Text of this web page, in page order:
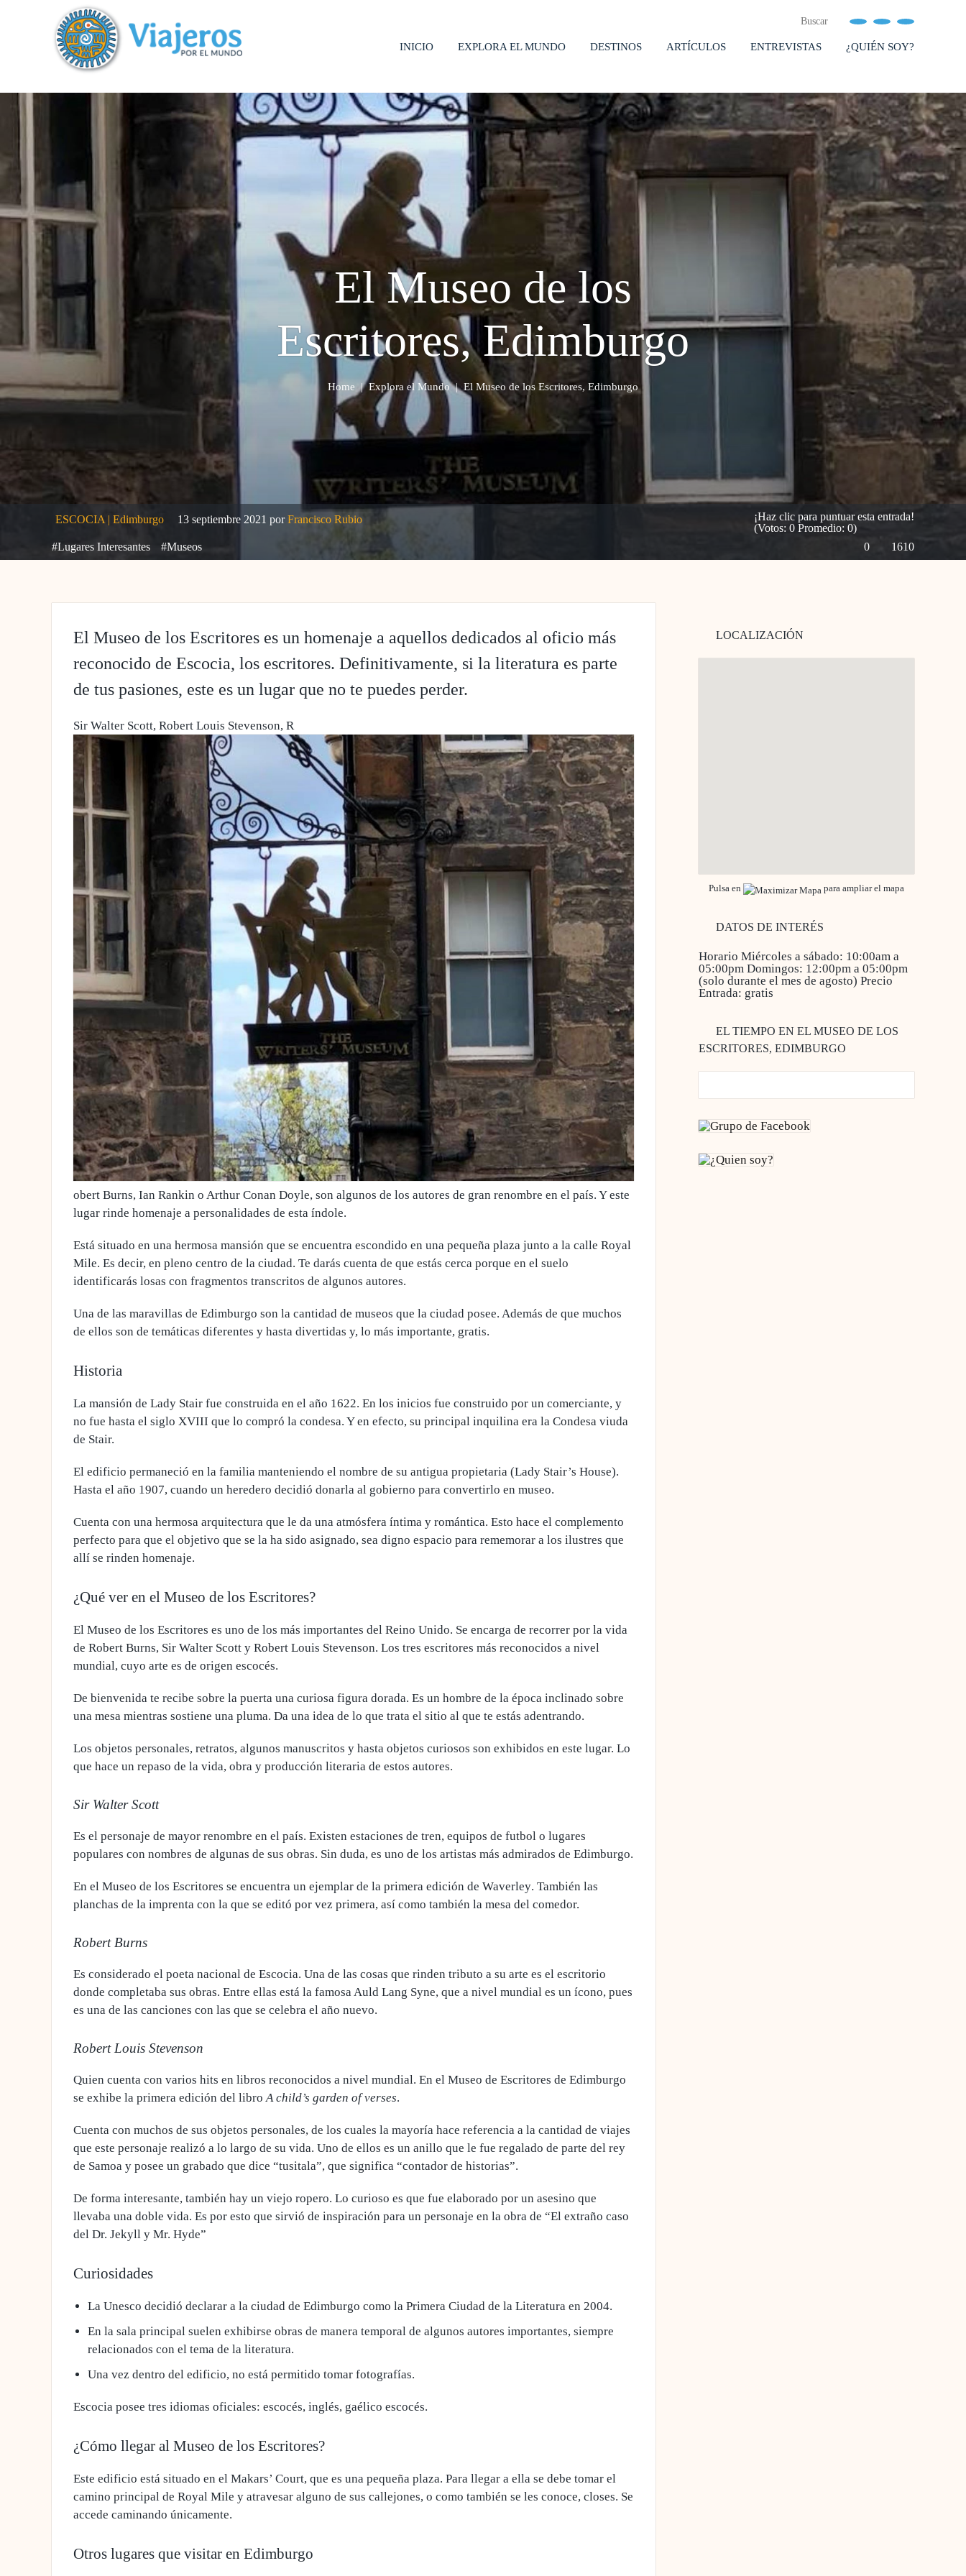
replica rolex air king watches
INICIO EXPLORA EL MUNDO DESTINOS ARTÍCULOS ENTREVISTAS ¿QUIÉN SOY?
El Museo de los
Escritores, Edimburgo
Home |Explora el Mundo | El Museo de los Escritores, Edimburgo
ESCOCIA | Edimburgo 13 septiembre 2021 porFrancisco Rubio
¡Haz clic para puntuar esta entrada!
(Votos: 0 Promedio: 0)
#Lugares Interesantes
#Museos 1610
0
El Museo de los Escritores es un homenaje a aquellos dedicados al oficio más
reconocido de Escocia, los escritores. Definitivamente, si la literatura es parte
de tus pasiones, este es un lugar que no te puedes perder.
Sir Walter Scott, Robert Louis Stevenson, R
obert Burns, Ian Rankin o Arthur Conan Doyle, son algunos de los autores de gran renombre en el país. Y este
lugar rinde homenaje a personalidades de esta índole.
Está situado en una hermosa mansión que se encuentra escondido en una pequeña plaza junto a la calle Royal
Mile. Es decir, en pleno centro de la ciudad. Te darás cuenta de que estás cerca porque en el suelo
identificarás losas con fragmentos transcritos de algunos autores.
Una de las maravillas de Edimburgo son la cantidad de museos que la ciudad posee. Además de que muchos
de ellos son de temáticas diferentes y hasta divertidas y, lo más importante, gratis.
Historia
La mansión de Lady Stair fue construida en el año 1622. En los inicios fue construido por un comerciante, y
no fue hasta el siglo XVIII que lo compró la condesa. Y en efecto, su principal inquilina era la Condesa viuda
de Stair.
El edificio permaneció en la familia manteniendo el nombre de su antigua propietaria (Lady Stair’s House).
Hasta el año 1907, cuando un heredero decidió donarla al gobierno para convertirlo en museo.
Cuenta con una hermosa arquitectura que le da una atmósfera íntima y romántica. Esto hace el complemento
perfecto para que el objetivo que se la ha sido asignado, sea digno espacio para rememorar a los ilustres que
allí se rinden homenaje.
¿Qué ver en el Museo de los Escritores?
El Museo de los Escritores es uno de los más importantes del Reino Unido. Se encarga de recorrer por la vida
de Robert Burns, Sir Walter Scott y Robert Louis Stevenson. Los tres escritores más reconocidos a nivel
mundial, cuyo arte es de origen escocés.
De bienvenida te recibe sobre la puerta una curiosa figura dorada. Es un hombre de la época inclinado sobre
una mesa mientras sostiene una pluma. Da una idea de lo que trata el sitio al que te estás adentrando.
Los objetos personales, retratos, algunos manuscritos y hasta objetos curiosos son exhibidos en este lugar. Lo
que hace un repaso de la vida, obra y producción literaria de estos autores.
Sir Walter Scott
Es el personaje de mayor renombre en el país. Existen estaciones de tren, equipos de futbol o lugares
populares con nombres de algunas de sus obras. Sin duda, es uno de los artistas más admirados de Edimburgo.
En el Museo de los Escritores se encuentra un ejemplar de la primera edición de Waverley. También las
planchas de la imprenta con la que se editó por vez primera, así como también la mesa del comedor.
Robert Burns
Es considerado el poeta nacional de Escocia. Una de las cosas que rinden tributo a su arte es el escritorio
donde completaba sus obras. Entre ellas está la famosa Auld Lang Syne, que a nivel mundial es un ícono, pues
es una de las canciones con las que se celebra el año nuevo.
Robert Louis Stevenson
Quien cuenta con varios hits en libros reconocidos a nivel mundial. En el Museo de Escritores de Edimburgo
se exhibe la primera edición del libroA child’s garden of verses.
Cuenta con muchos de sus objetos personales, de los cuales la mayoría hace referencia a la cantidad de viajes
que este personaje realizó a lo largo de su vida. Uno de ellos es un anillo que le fue regalado de parte del rey
de Samoa y posee un grabado que dice “tusitala”, que significa “contador de historias”.
De forma interesante, también hay un viejo ropero. Lo curioso es que fue elaborado por un asesino que
llevaba una doble vida. Es por esto que sirvió de inspiración para un personaje en la obra de “El extraño caso
del Dr. Jekyll y Mr. Hyde”
Curiosidades
La Unesco decidió declarar a la ciudad de Edimburgo como la Primera Ciudad de la Literatura en 2004.
En la sala principal suelen exhibirse obras de manera temporal de algunos autores importantes, siempre
relacionados con el tema de la literatura.
Una vez dentro del edificio, no está permitido tomar fotografías.
Escocia posee tres idiomas oficiales: escocés, inglés, gaélico escocés.
¿Cómo llegar al Museo de los Escritores?
Este edificio está situado en el Makars’ Court, que es una pequeña plaza. Para llegar a ella se debe tomar el
camino principal de Royal Mile y atravesar alguno de sus callejones, o como también se les conoce, closes. Se
accede caminando únicamente.
Otros lugares que visitar en Edimburgo
LOCALIZACIÓN
Pulsa en para ampliar el mapa
DATOS DE INTERÉS
Horario Miércoles a sábado: 10:00am a
05:00pm Domingos: 12:00pm a 05:00pm
(solo durante el mes de agosto) Precio
Entrada: gratis
EL TIEMPO EN EL MUSEO DE LOS
ESCRITORES, EDIMBURGO